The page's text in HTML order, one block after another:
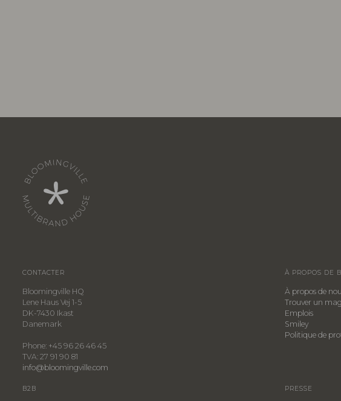
CONTACTER
Bloomingville HQ
Lene Haus Vej 1-5
DK-7430 Ikast
Danemark
Phone: +45 96 26 46 45
TVA: 27 91 90 81
info@bloomingville.com
À PROPOS DE
À propos de
Trouver un
Emplois
Smiley
​Politique de
B2B PRESSE